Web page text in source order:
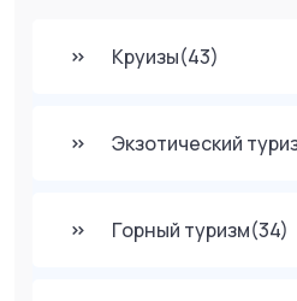
Круизы(43)
Экзотический
Горный туризм(34)